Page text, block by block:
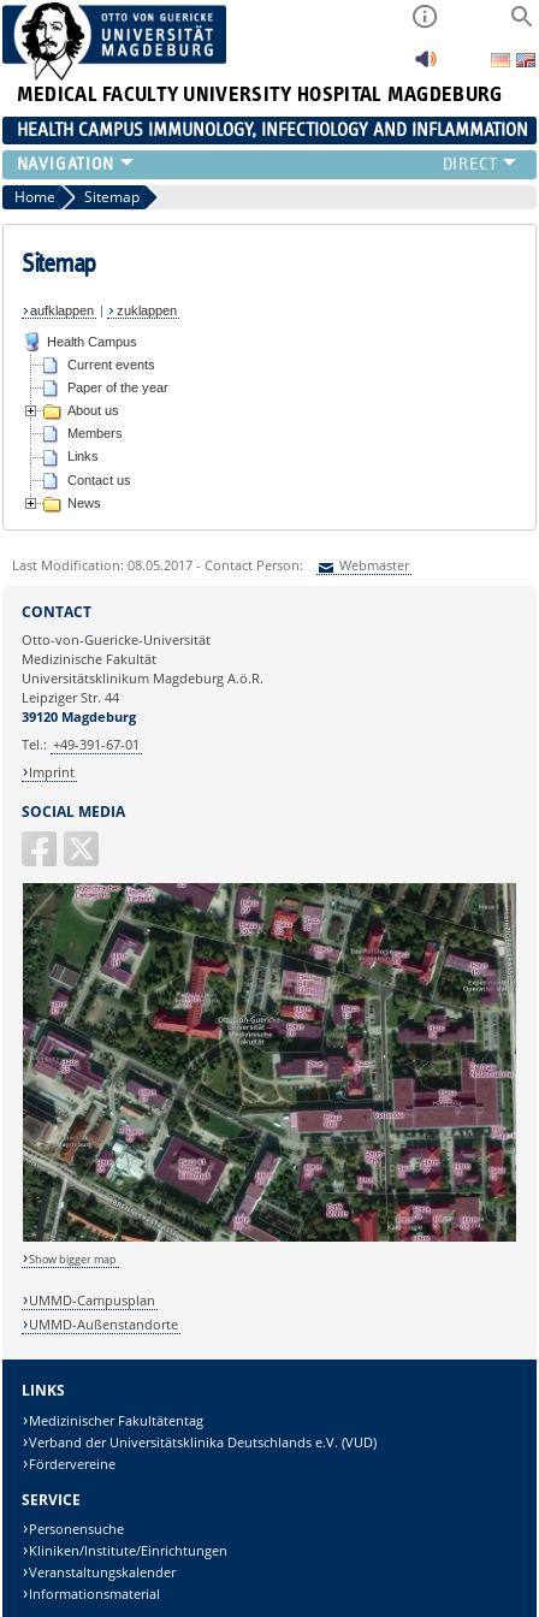
MEDICAL FACULTY UNIVERSITY HOSPITAL MAGDEBURG
HEALTH CAMPUS IMMUNOLOGY, INFECTIOLOGY AND INFLAMMATION
CURRENT EVENTS
PAPER OF THE YEAR
ABOUT US
LINKS
CONTACT US
NEWS
Home Sitemap
Sitemap
aufklappen | zuklappen
Health Campus
Current events
Paper of the year
About us
Members
Links
Contact us
News
Last Modification: 08.05.2017 - Contact Person: Webmaster
Ihre E-Mailadresse:
Ihr Anliegen:
Sicherheitsabfrage:
Lösung:
SOCIAL MEDIA
CONTACT
Otto-von-Guericke-Universität
Medizinische Fakultät
Universitätsklinikum Magdeburg A.ö.R.
Leipziger Str. 44
39120 Magdeburg
Tel.: +49-391-67-01
Imprint
Show bigger map
UMMD-Campusplan
UMMD-Außenstandorte
LINKS
Medizinischer Fakultätentag
Verband der Universitätsklinika Deutschlands e.V. (VUD)
Fördervereine
SERVICE
Personensuche
Kliniken/Institute/Einrichtungen
Veranstaltungskalender
Informationsmaterial